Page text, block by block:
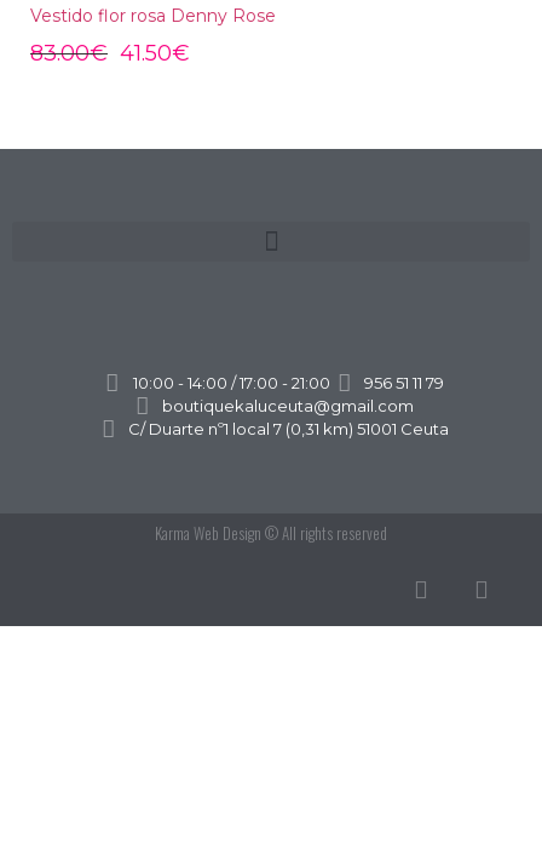
Vestido flor rosa Denny Rose
83.00€ 41.50€
10:00 - 14:00 / 17:00 - 21:00
956 51 11 79
boutiquekaluceuta@gmail.com
C/ Duarte nº1 local 7 (0,31 km) 51001 Ceuta
Karma Web Design © All rights reserved